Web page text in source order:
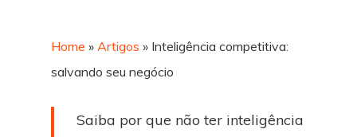
Home » Artigos » Inteligência competitiva:
salvando seu negócio
Saiba por que não ter inteligência